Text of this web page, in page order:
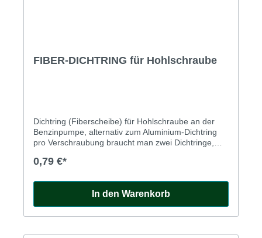
FIBER-DICHTRING für Hohlschraube
Dichtring (Fiberscheibe) für Hohlschraube an der
Benzinpumpe, alternativ zum Aluminium-Dichtring
pro Verschraubung braucht man zwei Dichtringe,
0,79 €*
In den Warenkorb